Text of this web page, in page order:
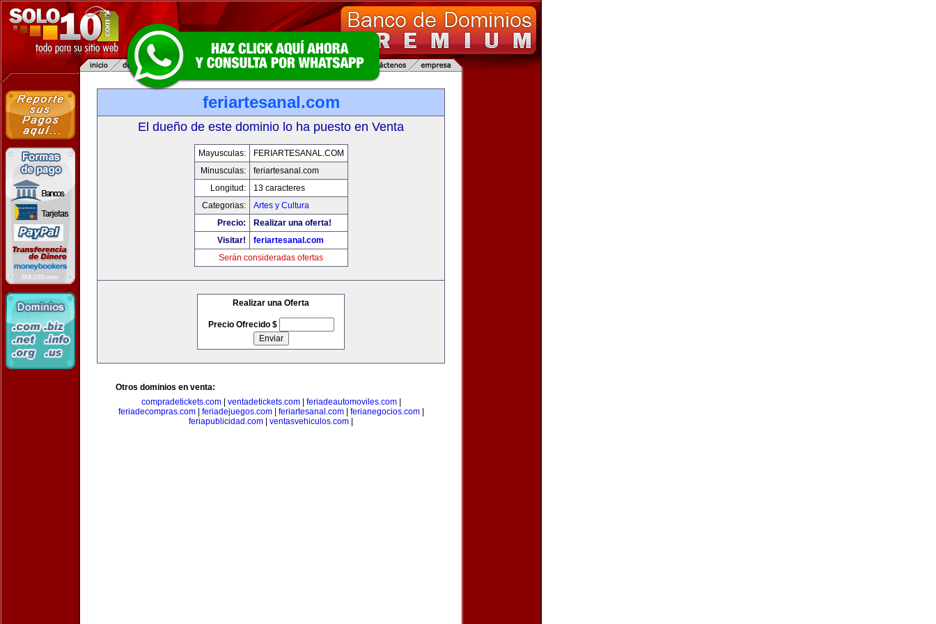
feriartesanal.com
El dueño de este dominio lo ha puesto en Venta
Mayusculas:
FERIARTESANAL.COM
Minusculas:
feriartesanal.com
Longitud:
13 caracteres
Categorias:
Artes y Cultura
Precio:
Realizar una oferta!
Visitar!
feriartesanal.com
Serán consideradas ofertas
Realizar una Oferta
Precio Ofrecido $
Otros dominios en venta:
compradetickets.com| ventadetickets.com| feriadeautomoviles.com|
feriadecompras.com| feriadejuegos.com| feriartesanal.com| ferianegocios.com|
feriapublicidad.com
ventasvehiculos.com